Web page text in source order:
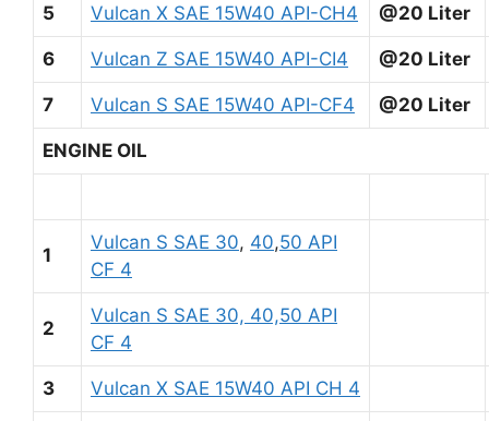
5 Vulcan X SAE 15W40 API-CH4 @20 Liter
6 Vulcan Z SAE 15W40 API-CI4 @20 Liter
7 Vulcan S SAE 15W40 API-CF4 @20 Liter
ENGINE OIL
1
Vulcan S SAE 30, 40,50 API
CF 4
2
Vulcan S SAE 30, 40,50 API
CF 4
3 Vulcan X SAE 15W40 API CH 4